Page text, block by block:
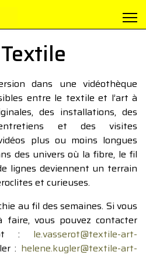
dans une vidéothèque
entre le textile et l’art à
des installations, des
et des visites
plus ou moins longues
des univers où la fibre, le fil
lignes deviennent un terrain
et curieuses.
au fil des semaines. Si vous
faire, vous pouvez contacter
: le.vasserot@textile-art-
: helene.kugler@textile-art-